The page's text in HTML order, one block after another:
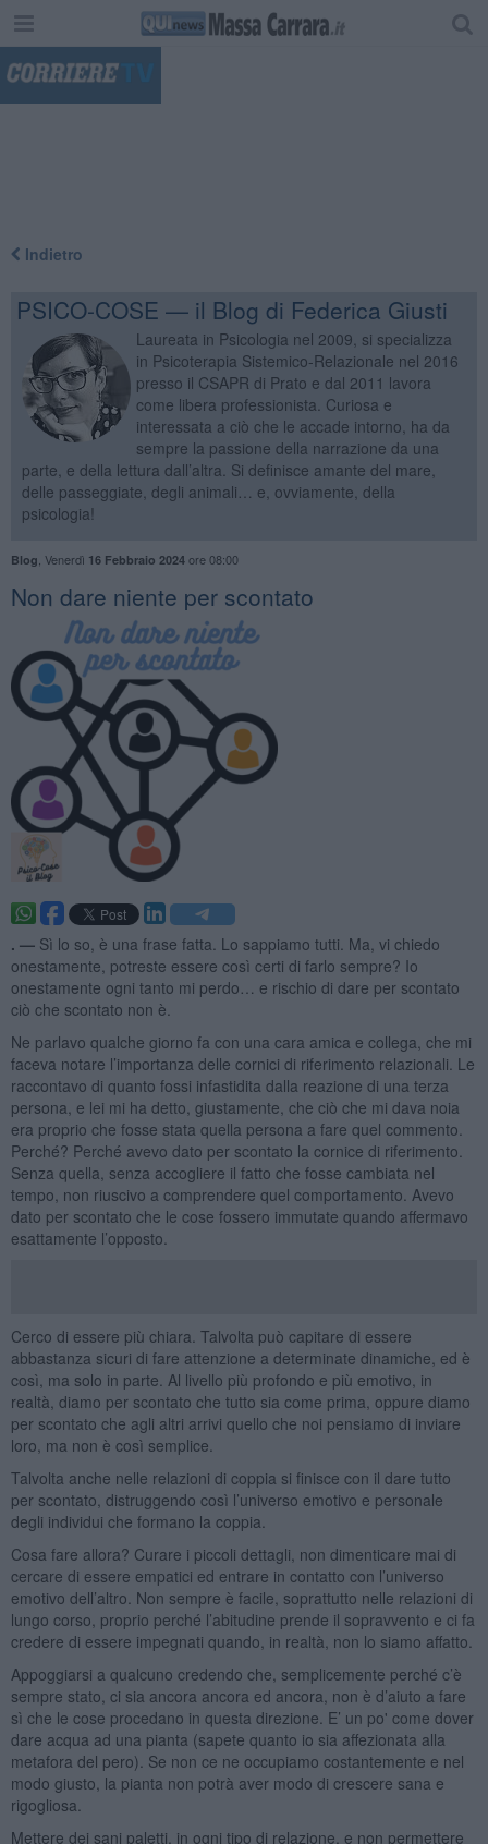
Indietro
PSICO-COSE — il Blog di Federica Giusti
Laureata in Psicologia nel 2009, si specializza
in Psicoterapia Sistemico-Relazionale nel 2016
presso il CSAPR di Prato e dal 2011 lavora
come libera professionista. Curiosa e
interessata a ciò che le accade intorno, ha da
sempre la passione della narrazione da una
parte, e della lettura dall’altra. Si definisce amante del mare,
delle passeggiate, degli animali… e, ovviamente, della
psicologia!
Blog Venerdì 16 Febbraio 2024ore 08:00
Non dare niente per scontato
. — Sì lo so, è una frase fatta. Lo sappiamo tutti. Ma, vi chiedo
onestamente, potreste essere così certi di farlo sempre? Io
onestamente ogni tanto mi perdo… e rischio di dare per scontato
ciò che scontato non è.
Ne parlavo qualche giorno fa con una cara amica e collega, che mi
faceva notare l’importanza delle cornici di riferimento relazionali. Le
raccontavo di quanto fossi infastidita dalla reazione di una terza
persona, e lei mi ha detto, giustamente, che ciò che mi dava noia
era proprio che fosse stata quella persona a fare quel commento.
Perché? Perché avevo dato per scontato la cornice di riferimento.
Senza quella, senza accogliere il fatto che fosse cambiata nel
tempo, non riuscivo a comprendere quel comportamento. Avevo
dato per scontato che le cose fossero immutate quando affermavo
esattamente l’opposto.
Cerco di essere più chiara. Talvolta può capitare di essere
abbastanza sicuri di fare attenzione a determinate dinamiche, ed è
così, ma solo in parte. Al livello più profondo e più emotivo, in
realtà, diamo per scontato che tutto sia come prima, oppure diamo
per scontato che agli altri arrivi quello che noi pensiamo di inviare
loro, ma non è così semplice.
Talvolta anche nelle relazioni di coppia si finisce con il dare tutto
per scontato, distruggendo così l’universo emotivo e personale
degli individui che formano la coppia.
Cosa fare allora? Curare i piccoli dettagli, non dimenticare mai di
cercare di essere empatici ed entrare in contatto con l’universo
emotivo dell’altro. Non sempre è facile, soprattutto nelle relazioni di
lungo corso, proprio perché l’abitudine prende il sopravvento e ci fa
credere di essere impegnati quando, in realtà, non lo siamo affatto.
Appoggiarsi a qualcuno credendo che, semplicemente perché c’è
sempre stato, ci sia ancora ancora ed ancora, non è d’aiuto a fare
sì che le cose procedano in questa direzione. E’ un po' come dover
dare acqua ad una pianta (sapete quanto io sia affezionata alla
metafora del pero). Se non ce ne occupiamo costantemente e nel
modo giusto, la pianta non potrà aver modo di crescere sana e
rigogliosa.
Mettere dei sani paletti, in ogni tipo di relazione, e non permettere